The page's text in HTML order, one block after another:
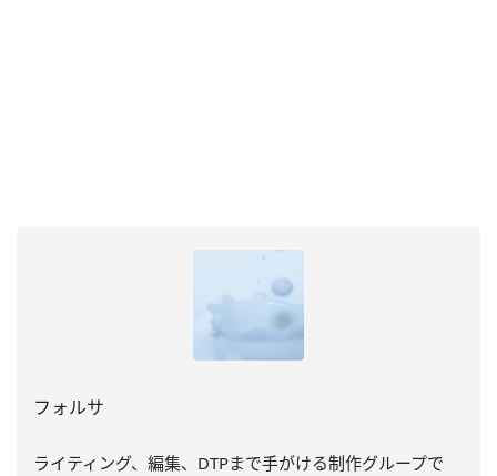
フォルサ
ライティング、編集、DTPまで手がける制作グループで